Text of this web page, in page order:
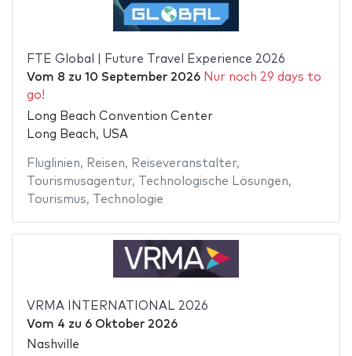
FTE Global | Future Travel Experience 2026
Vom 8 zu 10 September 2026 Nur noch 29 days to
go!
Long Beach Convention Center
Long Beach, USA
Fluglinien, Reisen, Reiseveranstalter,
Tourismusagentur, Technologische Lösungen,
Tourismus, Technologie
VRMA INTERNATIONAL 2026
Vom 4 zu 6 Oktober 2026
Nashville